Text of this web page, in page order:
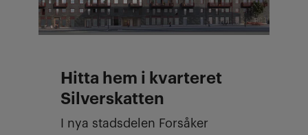
Hitta hem i kvarteret
Silverskatten
I nya stadsdelen Forsåker